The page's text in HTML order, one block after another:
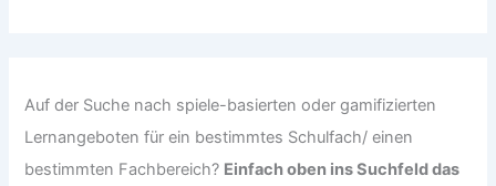
Auf der Suche nach spiele-basierten oder gamifizierten
Lernangeboten für ein bestimmtes Schulfach/ einen
bestimmten Fachbereich? Einfach oben ins Suchfeld das